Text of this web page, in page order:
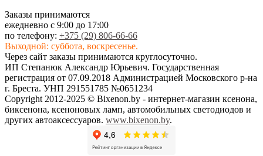
Заказы принимаются
ежедневно с 9:00 до 17:00
по телефону: +375 (29) 806-66-66
Выходной: суббота, воскресенье.
Через сайт заказы принимаются круглосуточно.
ИП Степанюк Александр Юрьевич. Государственная
регистрация от 07.09.2018 Администрацией Московского р-на
г. Бреста. УНП 291551785 №0651234
Copyright 2012-2025 © Bixenon.by - интернет-магазин ксенона,
биксенона, ксеноновых ламп, автомобильных светодиодов и
других автоаксессуаров. www.bixenon.by.